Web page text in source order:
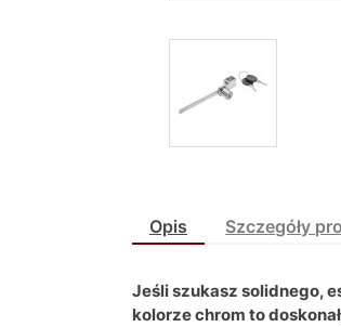
Opis Szczegóły
Jeśli szukasz solidnego,
kolorze chrom to